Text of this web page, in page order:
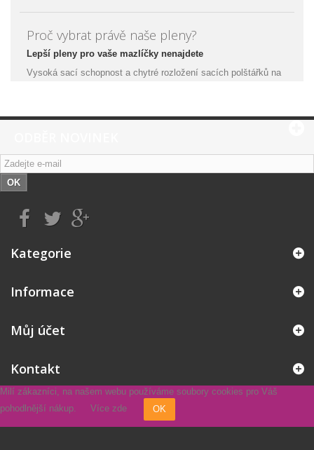
Proč vybrat právě naše pleny?
Lepší pleny pro vaše mazlíčky nenajdete
Vysoká sací schopnost a chytré rozložení sacích polštářků na
Sací vlastnosti plen:
Plena 60 x 90 cm - 1600 ml
OK
Kategorie
Informace
Můj účet
Kontakt
Milí zákazníci, na našem webu používáme soubory cookies pro Váš
pohodlnější nákup. Více zde OK